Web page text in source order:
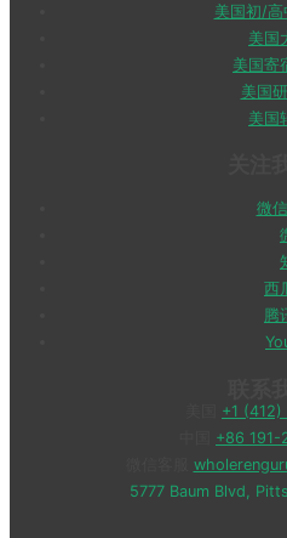
美国初/高
美国
美国寄
美国
美国
微
西
腾
+1
+86
5777 Baum Blvd,